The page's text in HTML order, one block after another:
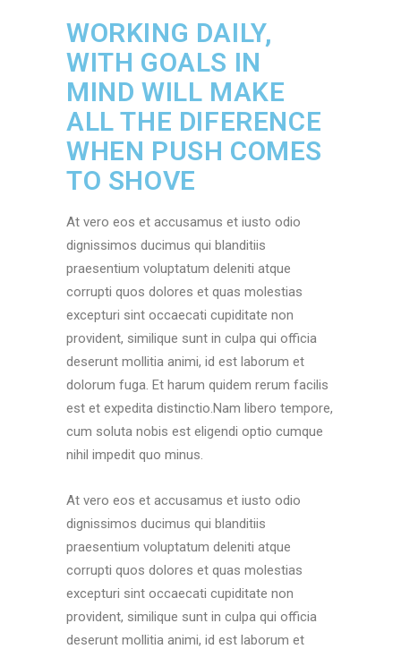
WORKING DAILY,
WITH GOALS IN
MIND WILL MAKE
ALL THE DIFERENCE
WHEN PUSH COMES
TO SHOVE
At vero eos et accusamus et iusto odio
dignissimos ducimus qui blanditiis
praesentium voluptatum deleniti atque
corrupti quos dolores et quas molestias
excepturi sint occaecati cupiditate non
provident, similique sunt in culpa qui officia
deserunt mollitia animi, id est laborum et
dolorum fuga. Et harum quidem rerum facilis
est et expedita distinctio.Nam libero tempore,
cum soluta nobis est eligendi optio cumque
nihil impedit quo minus.
At vero eos et accusamus et iusto odio
dignissimos ducimus qui blanditiis
praesentium voluptatum deleniti atque
corrupti quos dolores et quas molestias
excepturi sint occaecati cupiditate non
provident, similique sunt in culpa qui officia
deserunt mollitia animi, id est laborum et